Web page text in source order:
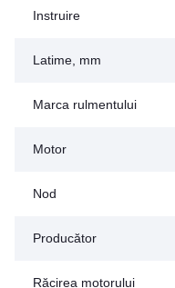
Instruire
Latime, mm
Marca rulmentului
Motor
Nod
Producător
Răcirea motorului